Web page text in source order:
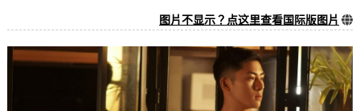
图片不显示？点这里查看国际版图片